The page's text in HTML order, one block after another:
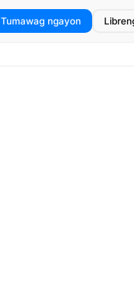
Tumawag ngayon